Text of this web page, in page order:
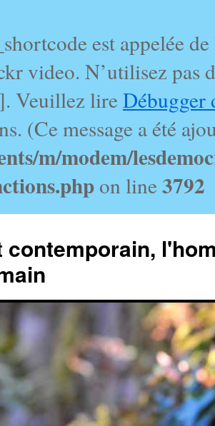
est appelée
video. N’utilisez pas
Veuillez lireDébugger
(Ce message a été
m/modem/
on line3792
contemporain,